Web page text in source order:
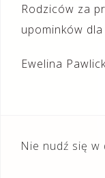
Rodziców za
upominków
Ewelina
Nie nudź się w